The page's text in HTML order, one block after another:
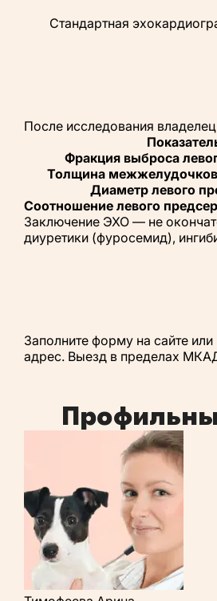
Стандартная
После исследования
Фракция выброса
Толщина
Диаметр левого
Соотношение левого
Заключение ЭХО — не
диуретики (фуросемид),
Заполните форму на сайте
адрес. Выезд в пределах